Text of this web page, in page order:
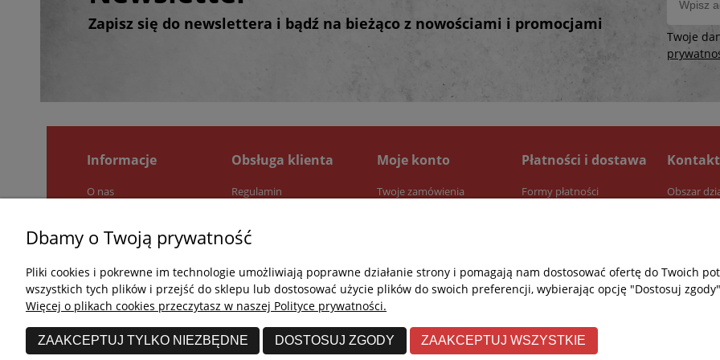
Zapisz się do newslettera i bądź na bieżąco z nowościami i promocjami
Twoje
Informacje
O nas
Jak kupować?
Obsługa klienta
Regulamin
Polityka prywatności
Moje konto
Twoje zamówienia
Płatności i dostawa
Formy płatności
Kontakt
Obszar
Dbamy o Twoją prywatność
Pliki cookies i pokrewne im technologie umożliwiają poprawne działanie strony i pomagają nam dostosować ofertę do Twoich
wszystkich tych plików i przejść do sklepu lub dostosować użycie plików do swoich preferencji, wybierając opcję "Dostosuj
Więcej o plikach cookies przeczytasz w naszej Polityce prywatności.
ZAAKCEPTUJ TYLKO NIEZBĘDNE DOSTOSUJ ZGODY ZAAKCEPTUJ WSZYSTKIE